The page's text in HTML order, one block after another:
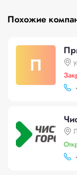
Похожие
П